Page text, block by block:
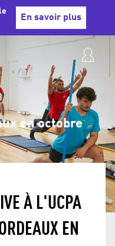
En savoir plus
en octobre
À L'UCPA
EN